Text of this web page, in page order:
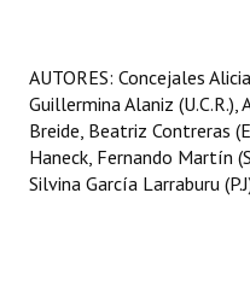
AUTORES: Concejales
Guillermina Alaniz
Breide, Beatriz Contreras
Haneck, Fernando Martín
Silvina García Larraburu